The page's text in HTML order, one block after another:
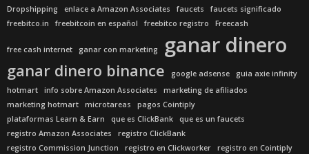
Dropshipping
enlace a Amazon Associates faucets
faucets significado
freebitco.in
freebitcoin en español freebitco registro Freecash
free cash internet ganar con marketing ganar dinero
ganar dinero binance google adsense
guia axie infinity
hotmart
info sobre Amazon Associates
marketing de afiliados
marketing hotmart
microtareas
pagos Cointiply
plataformas Learn & Earn
que es ClickBank
que es un faucets
registro Amazon Associates
registro ClickBank
registro Commission Junction
registro en Clickworker
registro en Cointiply